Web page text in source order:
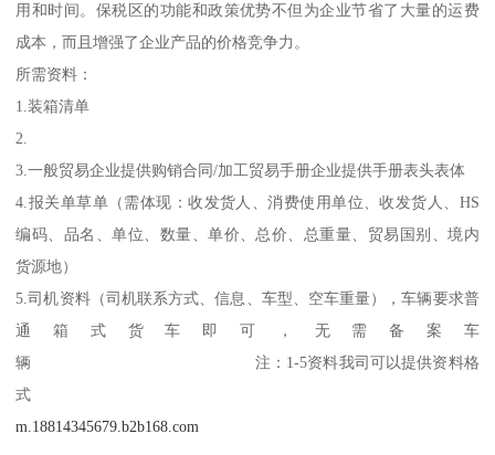
用和时间。保税区的功能和政策优势不但为企业节省了大量的运费
成本，而且增强了企业产品的价格竞争力。
所需资料：
1.装箱清单
2.
3.一般贸易企业提供购销合同/加工贸易手册企业提供手册表头表体
4.报关单草单（需体现：收发货人、消费使用单位、收发货人、HS
编码、品名、单位、数量、单价、总价、总重量、贸易国别、境内
货源地）
5.司机资料（司机联系方式、信息、车型、空车重量），车辆要求普
通箱式货车即可，无需备案车
辆 注：1-5资料我司可以提供资料格
式
m.18814345679.b2b168.com